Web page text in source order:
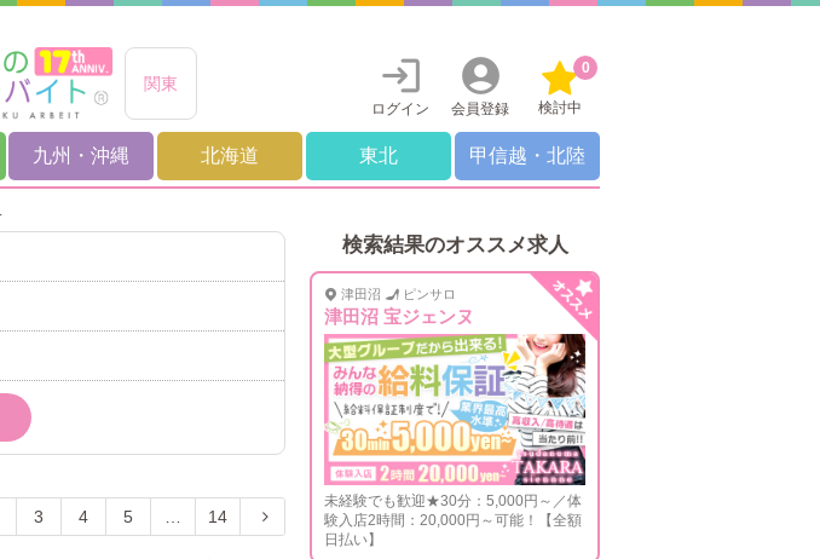
関東
ログイン 会員登録 検討中
0
九州・沖縄 北海道 東北 甲信越・北陸
3 4 5 14
検索結果のオススメ求人
津田沼 ピンサロ
津田沼 宝ジェンヌ
未経験でも歓迎★30分：5,000円～／体
験入店2時間：20,000円～可能！【全額
日払い】